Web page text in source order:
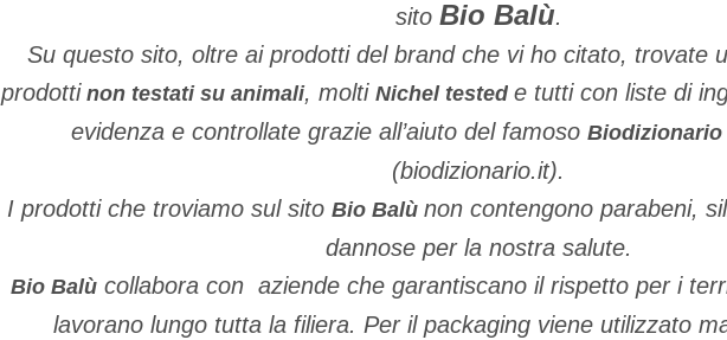
sito Bio Balù.
Su questo sito, oltre ai prodotti del brand che vi ho citato, trovate
prodottinon testati su animali, molti Nichel tested e tutti con liste di
evidenza e controllate grazie all’aiuto del famoso Biodizionario
(biodizionario.it).
I prodotti che troviamo sul sito Bio Balù non contengono parabeni,
dannose per la nostra salute.
Bio Balù collabora con aziende che garantiscano il rispetto per i
lavorano lungo tutta la filiera. Per il packaging viene utilizzato